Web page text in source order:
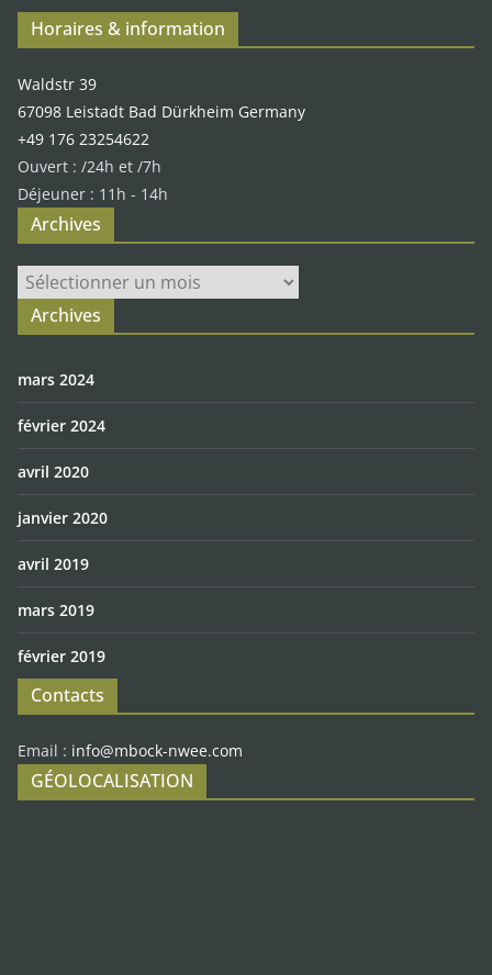
Horaires & information
Waldstr 39
67098 Leistadt Bad Dürkheim Germany
+49 176 23254622
Ouvert : /24h et /7h
Déjeuner : 11h - 14h
Archives
Archives
Archives
mars 2024
février 2024
avril 2020
janvier 2020
avril 2019
mars 2019
février 2019
Contacts
Email : info@mbock-nwee.com
GÉOLOCALISATION